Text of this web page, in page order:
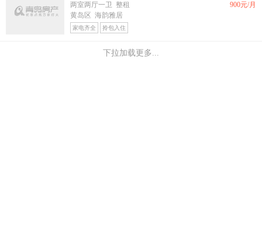
两室两厅一卫 整租
黄岛区 海韵雅居
家电齐全 拎包入住
900元/月
下拉加载更多...